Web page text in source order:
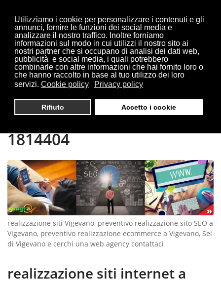
Utilizziamo i cookie per personalizzare i contenuti e gli
annunci, fornire le funzioni dei social media e
analizzare il nostro traffico. Inoltre forniamo
informazioni sul modo in cui utilizzi il nostro sito ai
nostri partner che si occupano di analisi dei dati web,
pubblicità e social media, i quali potrebbero
combinarle con altre informazioni che hai fornito loro o
che hanno raccolto in base al tuo utilizzo dei loro
servizi. Cookie policy Privacy policy
Rifiuto Accetto i cookie
Sei qui:Home Vigevano
REALIZZAZIONE SITI
VIGEVANO | TEL. 0321
1814404
realizzazione siti Vigevano, preventivo realizzazione sito SEO a
Vigevano, preventivo realizzazione ecommerce a Vigevano, Sei
di Vigevano e cerchi una web agency contattaci
realizzazione siti internet a